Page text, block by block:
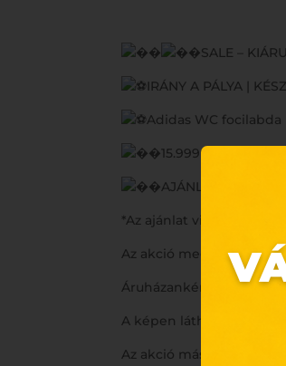
SALE –
IRÁNY A PÁLYA |
Adidas WC focilabda
15.999 Ft helyett
AJÁNLATAINKAT
*Az ajánlat
Az akció megjelölt
Áruházanként eltérő
A képen látható
Az akció más